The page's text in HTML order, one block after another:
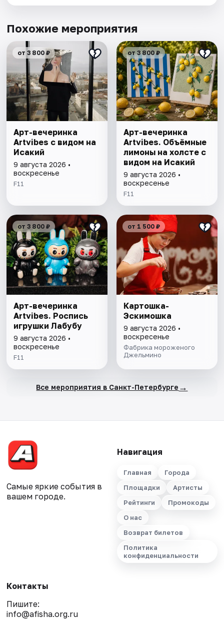
Похожие мероприятия
от 3 800 ₽
Арт-вечеринка
Artvibes с видом на
Исакий
9 августа 2026 •
воскресенье
F11
от 3 800 ₽
Арт-вечеринка
Artvibes. Объёмные
лимоны на холсте с
видом на Исакий
9 августа 2026 •
воскресенье
F11
от 3 800 ₽
Арт-вечеринка
Artvibes. Роспись
игрушки Лабубу
9 августа 2026 •
воскресенье
F11
от 1 500 ₽
Картошка-
Эскимошка
9 августа 2026 •
воскресенье
Фабрика мороженого
Джельмино
Все мероприятия в Санкт-Петербурге →
Самые яркие события в
вашем городе.
Навигация
Главная
Города
Площадки
Артисты
Рейтинги
Промокоды
О нас
Возврат билетов
Политика
конфиденциальности
Контакты
Пишите:
info@afisha.org.ru